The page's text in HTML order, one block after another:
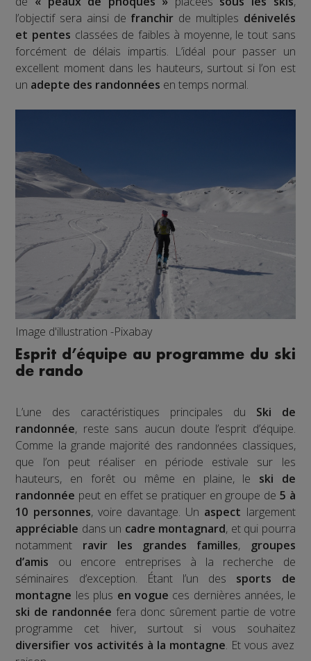
l’objectif sera ainsi de franchir de multiples dénivelés
et pentes classées de faibles à moyenne, le tout sans
forcément de délais impartis. L’idéal pour passer un
excellent moment dans les hauteurs, surtout si l’on est
un adepte des randonnées en temps normal.
Image d'illustration -Pixabay
Esprit d’équipe au programme du ski
de rando
L’une des caractéristiques principales du Ski de
randonnée, reste sans aucun doute l’esprit d’équipe.
Comme la grande majorité des randonnées classiques,
que l’on peut réaliser en période estivale sur les
hauteurs, en forêt ou même en plaine, le ski de
randonnée peut en effet se pratiquer en groupe de 5 à
10 personnes, voire davantage. Un aspect largement
appréciable dans un cadre montagnard, et qui pourra
notamment ravir les grandes familles,
groupes
d’amis ou encore entreprises à la recherche de
séminaires d’exception. Étant l’un des sports de
montagne les plus en vogue ces dernières années, le
ski de randonnée fera donc sûrement partie de votre
programme cet hiver, surtout si vous souhaitez
diversifier vos activités à la montagne. Et vous avez